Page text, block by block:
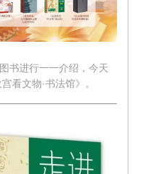
书进行一一介绍，今天
看文物·书法馆》。